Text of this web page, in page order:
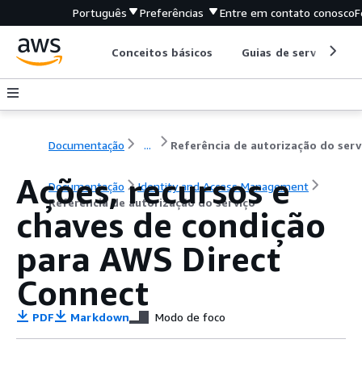
Português Preferências Entre em contato conosco
Conceitos básicos Guias de serviço
Documentação ... Referência de autorização do
Documentação
Identity and Access Management
Referência de autorização do serviço
Ações, recursos e
chaves de condição
para AWS Direct
Connect
PDF Markdown Modo de foco